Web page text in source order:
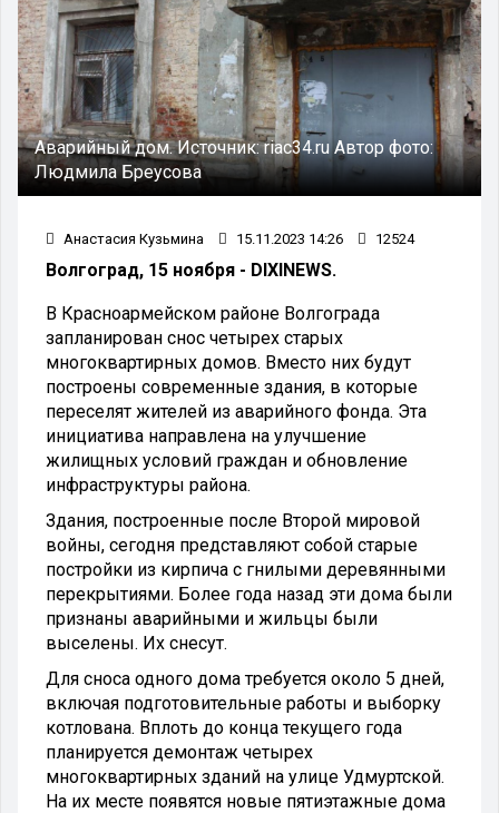
Аварийный дом.Источник:riac34.ruАвтор фото:
Людмила Бреусова
Анастасия Кузьмина 15.11.2023 14:26 12524
Волгоград, 15 ноября - DIXINEWS.
В Красноармейском районе Волгограда
запланирован снос четырех старых
многоквартирных домов. Вместо них будут
построены современные здания, в которые
переселят жителей из аварийного фонда. Эта
инициатива направлена на улучшение
жилищных условий граждан и обновление
инфраструктуры района.
Здания, построенные после Второй мировой
войны, сегодня представляют собой старые
постройки из кирпича с гнилыми деревянными
перекрытиями. Более года назад эти дома были
признаны аварийными и жильцы были
выселены. Их снесут.
Для сноса одного дома требуется около 5 дней,
включая подготовительные работы и выборку
котлована. Вплоть до конца текущего года
планируется демонтаж четырех
многоквартирных зданий на улице Удмуртской.
На их месте появятся новые пятиэтажные дома